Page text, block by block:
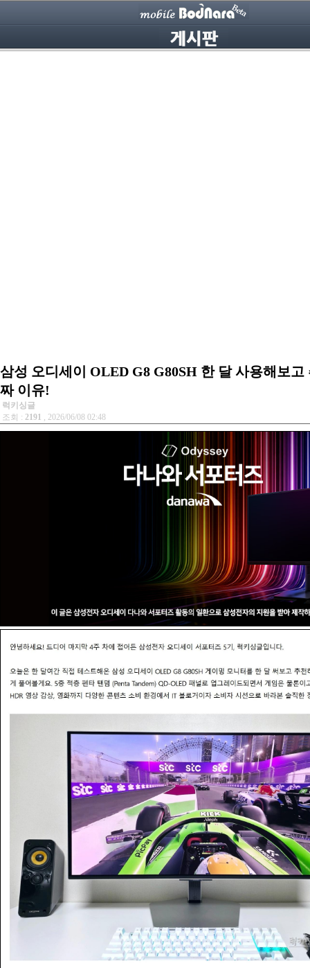
삼성 오디세이 OLED G8 G80SH 한 달 사용해보고
짜 이유!
럭키싱글
조회 : 2191 , 2026/06/08 02:48